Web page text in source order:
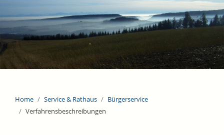
Home Service & Rathaus
Bürgerservice
Verfahrensbeschreibungen